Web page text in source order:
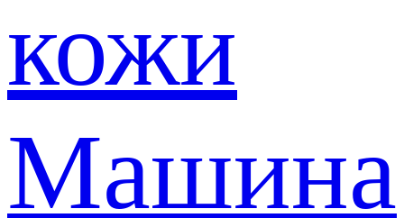
кожи
Машина